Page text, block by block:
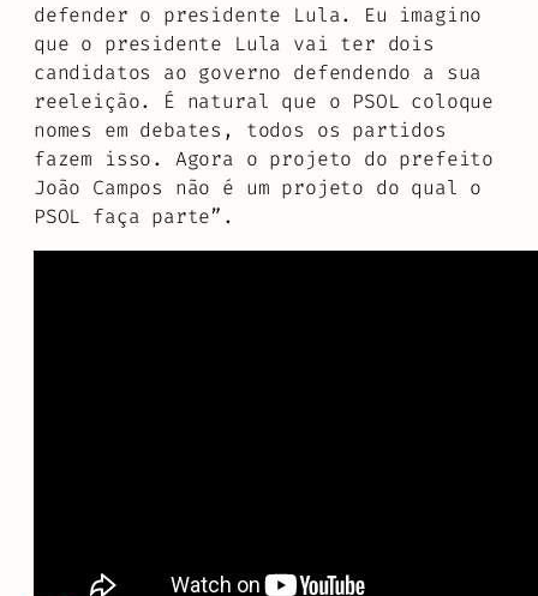
defender o presidente Lula. Eu imagino
que o presidente Lula vai ter dois
candidatos ao governo defendendo a sua
reeleição. É natural que o PSOL coloque
nomes em debates, todos os partidos
fazem isso. Agora o projeto do prefeito
João Campos não é um projeto do qual o
PSOL faça parte”.